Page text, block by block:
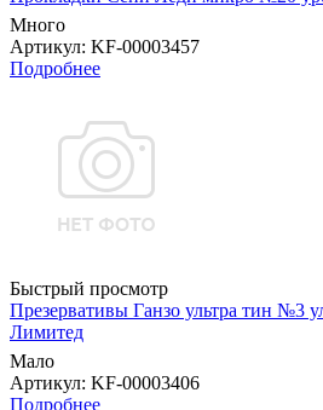
Много
Артикул: KF-00003457
Подробнее
Быстрый просмотр
Презервативы Ганзо ультра тин №3
Лимитед
Мало
Артикул: KF-00003406
Подробнее